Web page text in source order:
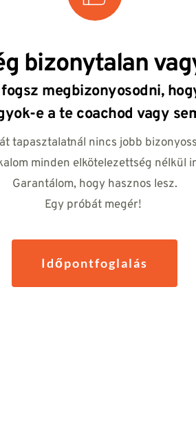
bizonytalan
megbizonyosodni,
e a te coachod vagy
tapasztalatnál nincs jobb
minden elkötelezettség nélkül
Garantálom, hogy hasznos lesz.
Egy próbát megér!
Időpontfoglalás